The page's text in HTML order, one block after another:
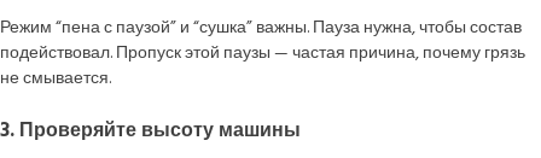
Режим “пена с паузой” и “сушка” важны. Пауза нужна, чтобы состав
подействовал. Пропуск этой паузы — частая причина, почему грязь
не смывается.
3. Проверяйте высоту машины